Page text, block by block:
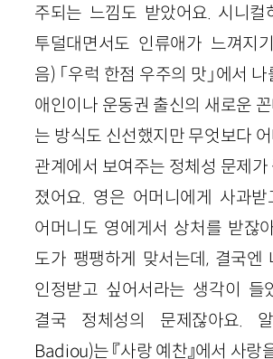
주되는 느낌도 받았어요. 시니컬
투덜대면서도 인류애가 느껴지
음) 「우럭 한점 우주의 맛」에서
애인이나 운동권 출신의 새로운
는 방식도 신선했지만 무엇보다
관계에서 보여주는 정체성 문제가
졌어요. 영은 어머니에게 사과받
어머니도 영에게서 상처를 받잖
도가 팽팽하게 맞서는데, 결국엔
인정받고 싶어서라는 생각이 들
결국 정체성의 문제잖아요.
Badiou)는 『사랑 예찬』에서 사랑